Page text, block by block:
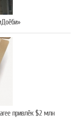
привлёк $2 млн